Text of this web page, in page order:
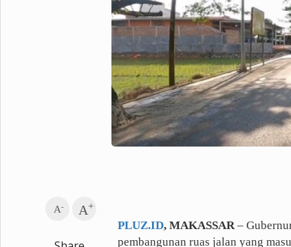
Golf
Infotainment
Health
Parenting
Komunitas Pluz
A- A+
PLUZ.ID, MAKASSAR–
pembangunan ruas jalan yang